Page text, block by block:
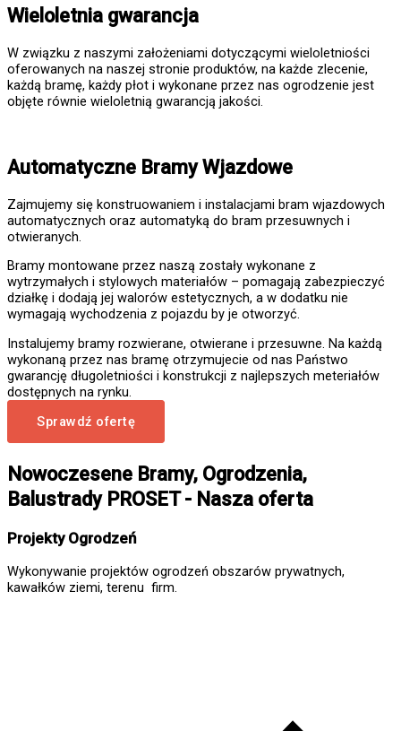
Wieloletnia gwarancja
W związku z naszymi założeniami dotyczącymi wieloletniości
oferowanych na naszej stronie produktów, na każde zlecenie,
każdą bramę, każdy płot i wykonane przez nas ogrodzenie jest
objęte równie wieloletnią gwarancją jakości.
Automatyczne Bramy Wjazdowe
Zajmujemy się konstruowaniem i instalacjami bram wjazdowych
automatycznych oraz automatyką do bram przesuwnych i
otwieranych.
Bramy montowane przez naszą zostały wykonane z
wytrzymałych i stylowych materiałów – pomagają zabezpieczyć
działkę i dodają jej walorów estetycznych, a w dodatku nie
wymagają wychodzenia z pojazdu by je otworzyć.
Instalujemy bramy rozwierane, otwierane i przesuwne. Na każdą
wykonaną przez nas bramę otrzymujecie od nas Państwo
gwarancję długoletniości i konstrukcji z najlepszych meteriałów
dostępnych na rynku.
Sprawdź ofertę
Nowoczesene Bramy, Ogrodzenia,
Balustrady PROSET - Nasza oferta
Projekty Ogrodzeń
Wykonywanie projektów ogrodzeń obszarów prywatnych,
kawałków ziemi, terenu firm.